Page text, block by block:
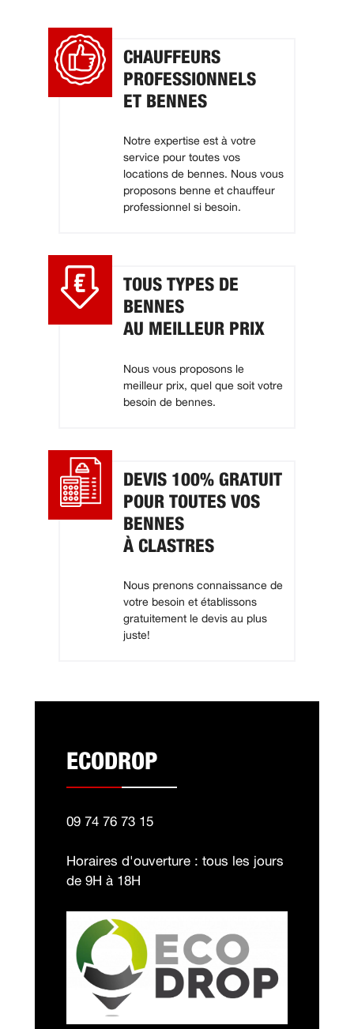
CHAUFFEURS
PROFESSIONNELS
ET BENNES
Notre expertise est à votre
service pour toutes vos
locations de bennes. Nous vous
proposons benne et chauffeur
professionnel si besoin.
TOUS TYPES DE
BENNES
AU MEILLEUR PRIX
Nous vous proposons le
meilleur prix, quel que soit votre
besoin de bennes.
DEVIS 100% GRATUIT
POUR TOUTES VOS
BENNES
À CLASTRES
Nous prenons connaissance de
votre besoin et établissons
gratuitement le devis au plus
juste!
ECODROP
09 74 76 73 15
Horaires d'ouverture : tous les jours
de 9H à 18H